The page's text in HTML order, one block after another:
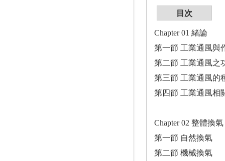
目次
Chapter 01 緒論
第一節 工業通風與
第二節 工業通風之
第三節 工業通風的
第四節 工業通風相
Chapter 02 整體換氣
第一節 自然換氣
第二節 機械換氣